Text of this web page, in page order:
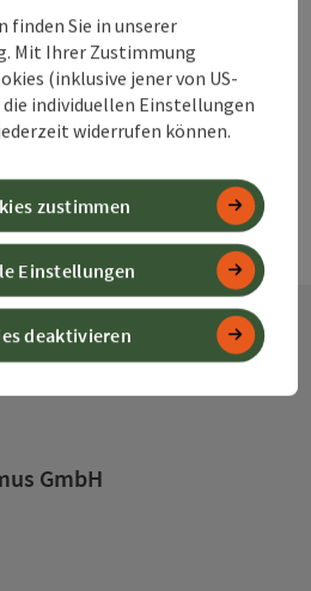
Änderung vorschlagen
GmbH
Sie in unserer
Mit Ihrer Zustimmung
(inklusive jener von US-
die individuellen Einstellungen
widerrufen können.
deaktivieren
Einstellungen
zustimmen